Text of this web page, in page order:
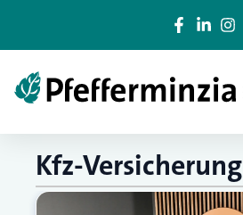
Kfz-Versicherung